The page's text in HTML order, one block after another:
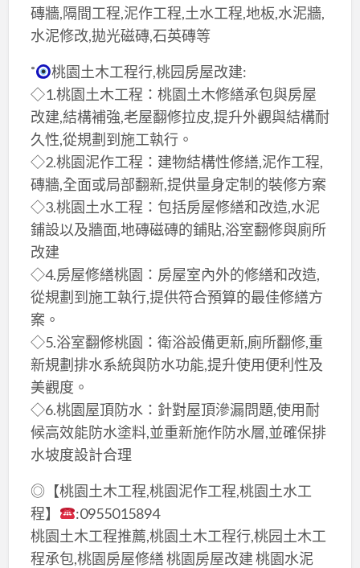
磚牆,隔間工程,泥作工程,土水工程,地板,水泥牆,
水泥修改,拋光磁磚,石英磚等
˚
桃園土木工程行,桃园房屋改建:
◇1.桃園土木工程：桃園土木修繕承包與房屋
改建,結構補強,老屋翻修拉皮,提升外觀與結構耐
久性,從規劃到施工執行。
◇2.桃園泥作工程：建物結構性修繕,泥作工程,
磚牆,全面或局部翻新,提供量身定制的裝修方案
◇3.桃園土水工程：包括房屋修繕和改造,水泥
鋪設以及牆面,地磚磁磚的鋪貼,浴室翻修與廁所
改建
◇4.房屋修繕桃園：房屋室內外的修繕和改造,
從規劃到施工執行,提供符合預算的最佳修繕方
案。
◇5.浴室翻修桃園：衛浴設備更新,廁所翻修,重
新規劃排水系統與防水功能,提升使用便利性及
美觀度。
◇6.桃園屋頂防水：針對屋頂滲漏問題,使用耐
候高效能防水塗料,並重新施作防水層,並確保排
水坡度設計合理
◎【桃園土木工程,桃園泥作工程,桃園土水工
程】
:0955015894
桃園土木工程推薦,桃園土木工程行,桃园土木工
程承包,桃園房屋修繕 桃園房屋改建 桃園水泥